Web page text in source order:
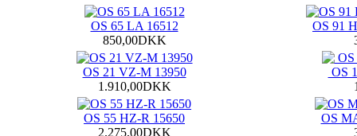
OS 65 LA 16512
850,00DKK
OS 91
OS 21 VZ-M 13950
1.910,00DKK
OS
OS 55 HZ-R 15650
2.275,00DKK
OS